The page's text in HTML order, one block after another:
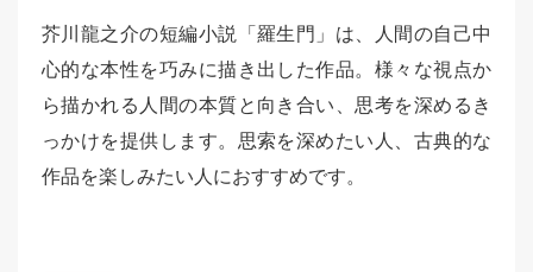
芥川龍之介の短編小説「羅生門」は、人間の自己中
心的な本性を巧みに描き出した作品。様々な視点か
ら描かれる人間の本質と向き合い、思考を深めるき
っかけを提供します。思索を深めたい人、古典的な
作品を楽しみたい人におすすめです。